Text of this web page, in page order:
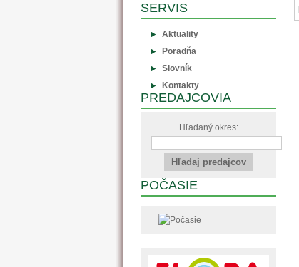
SERVIS
Aktuality
Poradňa
Slovník
Kontakty
PREDAJCOVIA
Hľadaný okres:
POČASIE